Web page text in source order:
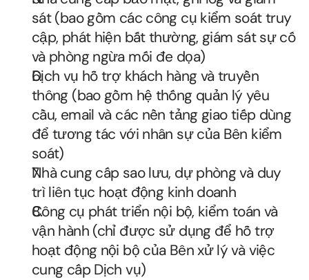
sát (bao gồm các công cụ kiểm soát truy
cập, phát hiện bất thường, giám sát sự cố
và phòng ngừa mối đe dọa)
Dịch vụ hỗ trợ khách hàng và truyền
thông (bao gồm hệ thống quản lý yêu
cầu, email và các nền tảng giao tiếp dùng
để tương tác với nhân sự của Bên kiểm
soát)
Nhà cung cấp sao lưu, dự phòng và duy
trì liên tục hoạt động kinh doanh
Công cụ phát triển nội bộ, kiểm toán và
vận hành (chỉ được sử dụng để hỗ trợ
hoạt động nội bộ của Bên xử lý và việc
cung cấp Dịch vụ)